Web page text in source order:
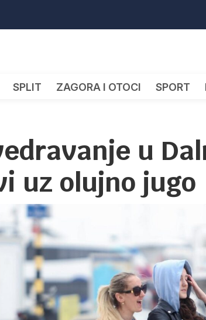
SPLIT ZAGORA I OTOCI SPORT
u
uz olujno jugo